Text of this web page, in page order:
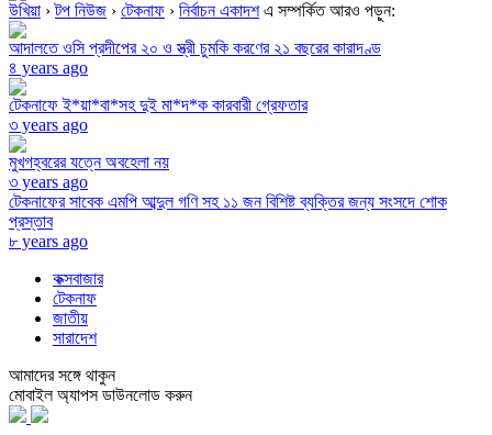
উখিয়া ›টপ নিউজ › টেকনাফ › নির্বাচন একাদশএ সম্পর্কিত আরও পড়ুন:
আদালতে ওসি প্রদীপের ২০ ও স্ত্রী চুমকি করণের ২১ বছরের কারাদণ্ড
৪ years ago
টেকনাফে ই*য়া*বা*সহ দুই মা*দ*ক কারবারী গ্রেফতার
৩ years ago
মুখগহ্বরের যত্নে অবহেলা নয়
৩ years ago
টেকনাফের সাবেক এমপি আব্দুল গণি সহ ১১ জন বিশিষ্ট ব্যক্তির জন্য সংসদে শোক
প্রস্তাব
৮ years ago
কক্সবাজার
টেকনাফ
জাতীয়
সারাদেশ
আমাদের সঙ্গে থাকুন
মোবাইল অ্যাপস ডাউনলোড করুন